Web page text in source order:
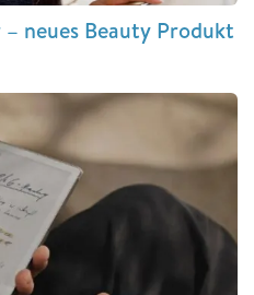
neues Beauty Produkt